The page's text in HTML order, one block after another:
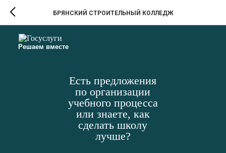
Решаем вместе
Есть предложения
по организации
учебного процесса
или знаете, как
сделать школу
лучше?
БРЯНСКИЙ СТРОИТЕЛЬНЫЙ КОЛЛЕДЖ